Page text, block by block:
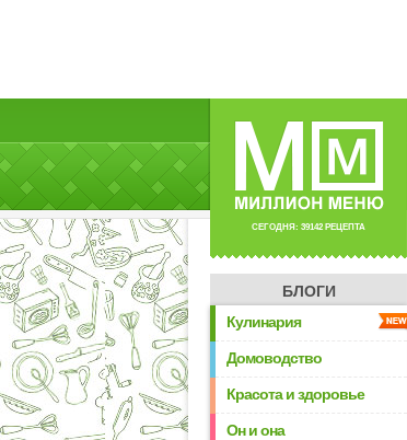
СЕГОДНЯ: 39142 РЕЦЕПТА
БЛОГИ
Кулинария
Домоводство
Красота и здоровье
Он и она